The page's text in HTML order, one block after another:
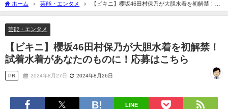
で、天彩峰里（芥田樹里）は関係
ないです
ホーム 芸能・エンタメ
【ビキニ】櫻坂46田村保乃が大胆水着を初解禁！試
着水着があなたのものに！応募はこちら
芸能・エンタメ
【ビキニ】櫻坂46田村保乃が大胆水着を初解禁！
試着水着があなたのものに！応募はこちら
PR 2024年8月27日 2024年8月26日
LINE